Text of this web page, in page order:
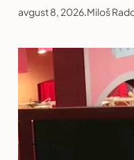
avgust 8, 2026.Miloš